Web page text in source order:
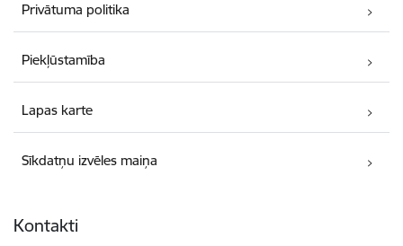
Privātuma politika
Piekļūstamība
Lapas karte
Sīkdatņu izvēles maiņa
Kontakti